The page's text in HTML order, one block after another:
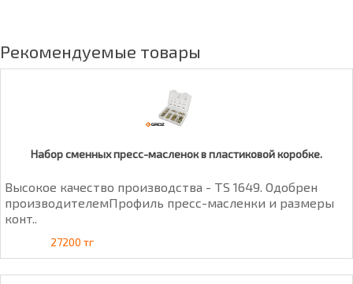
Рекомендуемые товары
Набор сменных пресс-масленок в пластиковой коробке.
Высокое качество производства - TS 1649. Одобрен
производителемПрофиль пресс-масленки и размеры
конт..
27200 тг